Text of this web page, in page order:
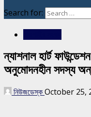
Search for:
ন্যাশনাল হার্ট
অনুমোদনহীন সদস্য
নিউজডেস্কOctober 25,